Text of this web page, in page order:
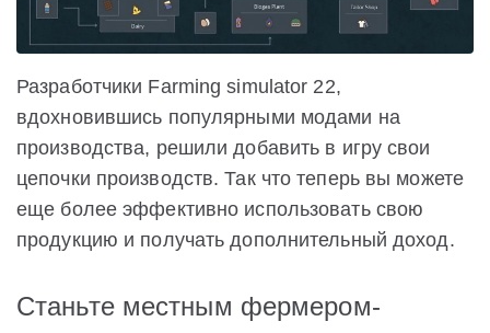
Разработчики Farming simulator 22,
вдохновившись популярными модами на
производства, решили добавить в игру свои
цепочки производств. Так что теперь вы можете
еще более эффективно использовать свою
продукцию и получать дополнительный доход.
Станьте местным фермером-